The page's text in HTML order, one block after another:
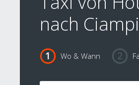
nach
Wo & Wann